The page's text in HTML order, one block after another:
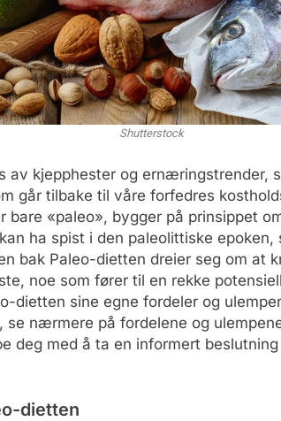
Shutterstock
av kjepphester og ernæringstrender,
går tilbake til våre forfedres
bare «paleo», bygger på prinsippet
ha spist i den paleolittiske
bak Paleo-dietten dreier seg om at
noe som fører til en rekke
dietten sine egne fordeler og
nærmere på fordelene og
deg med å ta en informert
dietten